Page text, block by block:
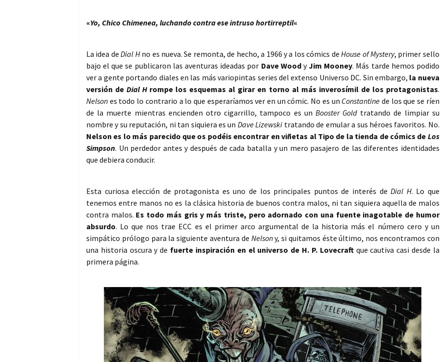
«Yo, Chico Chimenea, luchando contra ese intruso hortirreptil«
La idea deDial Hno es nueva. Se remonta, de hecho, a 1966 y a los cómics deHouse of Mystery, primer sello
bajo el que se publicaron las aventuras ideadas por Dave WoodyJim Mooney. Más tarde hemos podido
ver a gente portando diales en las más variopintas series del extenso Universo DC. Sin embargo, la nueva
versión deDial Hrompe los esquemas al girar en torno al más inverosímil de los protagonistas.
Nelson es todo lo contrario a lo que esperaríamos ver en un cómic. No es un Constantine de los que se ríen
de la muerte mientras encienden otro cigarrillo, tampoco es un Booster Gold tratando de limpiar su
nombre y su reputación, ni tan siquiera es un Dave Lizewski tratando de emular a sus héroes favoritos. No.
Nelson es lo más parecido que os podéis encontrar en viñetas al Tipo de la tienda de cómics de Los
Simpson. Un perdedor antes y después de cada batalla y un mero pasajero de las diferentes identidades
que debiera conducir.
Esta curiosa elección de protagonista es uno de los principales puntos de interés deDial H. Lo que
tenemos entre manos no es la clásica historia de buenos contra malos, ni tan siquiera aquella de malos
contra malos. Es todo más gris y más triste, pero adornado con una fuente inagotable de humor
absurdo. Lo que nos trae ECC es el primer arco argumental de la historia más el número cero y un
simpático prólogo para la siguiente aventura de Nelsony, si quitamos éste último, nos encontramos con
una historia oscura y de fuerte inspiración en el universo de H. P. Lovecraft que cautiva casi desde la
primera página.